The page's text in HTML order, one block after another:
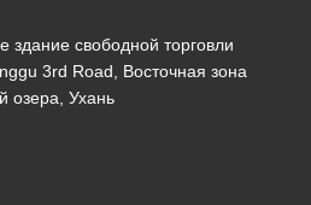
свободной торговли
3rd Road, Восточная зона
озера, Ухань